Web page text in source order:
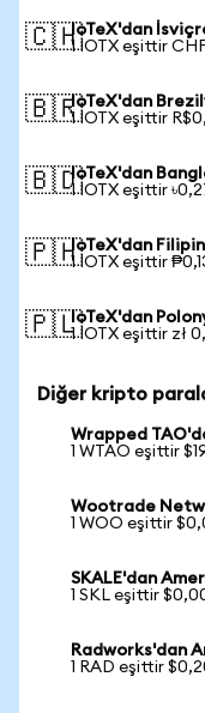
🇨🇭IoTeX'dan
1 IOTX eşittir
🇧🇷IoTeX'dan
1 IOTX eşittir
🇧🇩IoTeX'dan
1 IOTX eşittir
🇵🇭IoTeX'dan
1 IOTX eşittir
🇵🇱IoTeX'dan
1 IOTX eşittir zł
Diğer kripto
Wrapped
1 WTAO eşittir
Wootrade
1 WOO eşittir
SKALE'dan
1 SKL eşittir
Radworks'dan
1 RAD eşittir